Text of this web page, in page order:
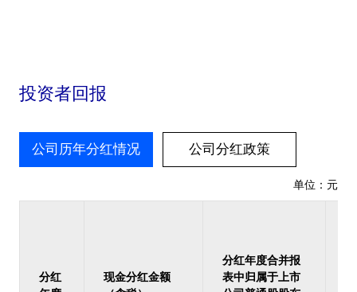
投资者回报
公司历年分红情况 公司分红政策
单位：元
分红
现金分红金额
分红年度合并报
表中归属于上市